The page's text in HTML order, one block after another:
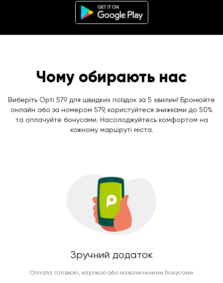
Чому обирають нас
Виберіть Opti 579 для швидких поїздок за 5 хвилин! Бронюйте
онлайн або за номером 579, користуйтеся знижками до 50%
та оплачуйте бонусами. Насолоджуйтесь комфортом на
кожному маршруті міста.
Зручний додаток
Оплата готівкою, карткою або накопиченими бонусами